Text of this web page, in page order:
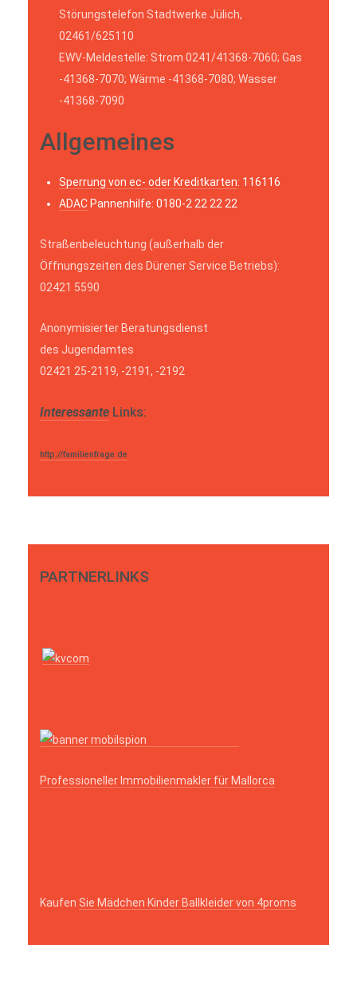
Störungstelefon Stadtwerke Jülich,
02461/625110
EWV-Meldestelle: Strom 0241/41368-7060; Gas
-41368-7070; Wärme -41368-7080; Wasser
-41368-7090
Allgemeines
Sperrung von ec- oder Kreditkarten: 116116
ADAC Pannenhilfe: 0180-2 22 22 22
Straßenbeleuchtung (außerhalb der
Öffnungszeiten des Dürener Service Betriebs):
02421 5590
Anonymisierter Beratungsdienst
des Jugendamtes
02421 25-2119, -2191, -2192
Interessante Links:
http://familienfrage.de
PARTNERLINKS
Professioneller Immobilienmakler für Mallorca
Kaufen Sie Mädchen Kinder Ballkleider von 4proms